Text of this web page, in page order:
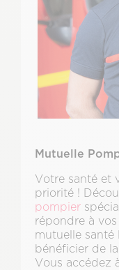
Mutuelle
Votre santé et
priorité !
pompier
répondre à
mutuelle santé
bénéficier de
Vous accédez